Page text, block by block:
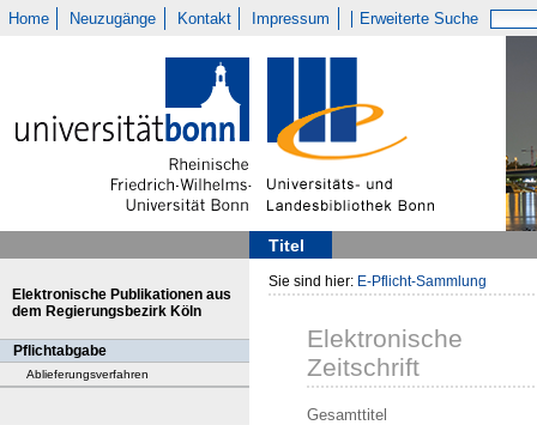
Home Neuzugänge Kontakt Impressum Erweiterte Suche
Titel
Elektronische Publikationen aus
dem Regierungsbezirk Köln
Pflichtabgabe
Ablieferungsverfahren
Sie sind hier: E-Pflicht-Sammlung
Elektronische
Zeitschrift
Gesamttitel